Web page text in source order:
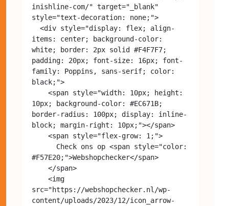
inishline-com/" target="_blank"
style="text-decoration: none;">
items: center; background-color:
white; border: 2px solid #F4F7F7;
padding: 20px; font-size: 16px; font-
family: Poppins, sans-serif; color:
black;">
10px; background-color: #EC671B;
border-radius: 100px; display: inline-
block; margin-right: 10px;"></span>
#F57E20;">Webshopchecker</span>
src="https://webshopchecker.nl/wp-
content/uploads/2023/12/icon_arrow-